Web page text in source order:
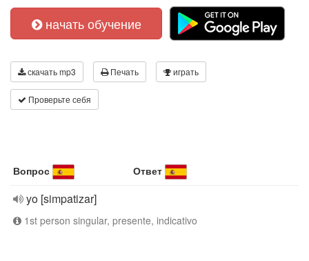
начать обучение
скачать mp3 Печать играть
Проверьте себя
Вопрос Ответ
yo [simpatizar]
1st person singular, presente, indicativo